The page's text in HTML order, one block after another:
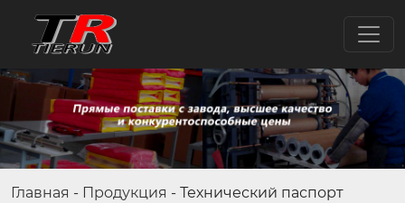
Главная - Продукция - Технический паспорт